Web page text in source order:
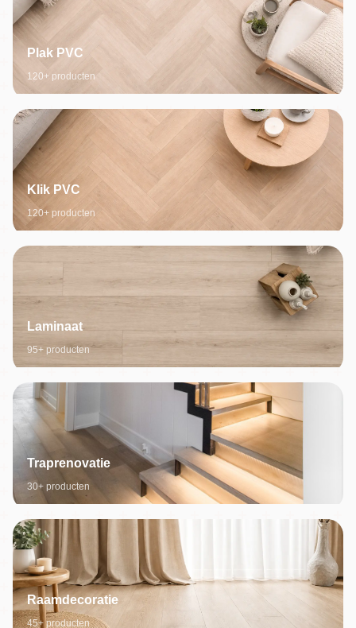
Plak PVC
120+ producten
Klik PVC
120+ producten
Laminaat
95+ producten
Traprenovatie
30+ producten
Raamdecoratie
45+ producten